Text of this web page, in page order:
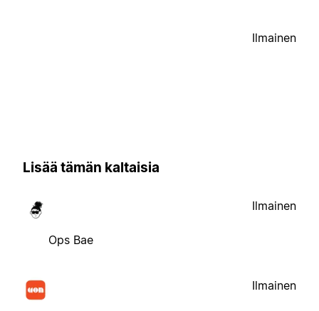
Ilmainen
Lisää tämän kaltaisia
Ops Bae
Ilmainen
Ilmainen